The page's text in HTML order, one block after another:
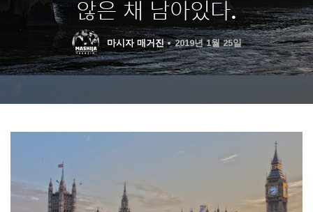
않은 채 남아있다.
마시자 매거진 2019년 1월 25일